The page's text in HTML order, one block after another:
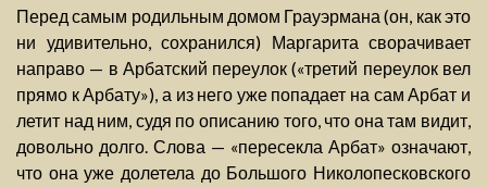
Перед самым родильным домом Грауэрмана (он, как это
ни удивительно, сохранился) Маргарита сворачивает
направо — в Арбатский переулок («третий переулок вел
прямо к Арбату»), а из него уже попадает на сам Арбат и
летит над ним, судя по описанию того, что она там видит,
довольно долго. Слова — «пересекла Арбат» означают,
что она уже долетела до Большого Николопесковского